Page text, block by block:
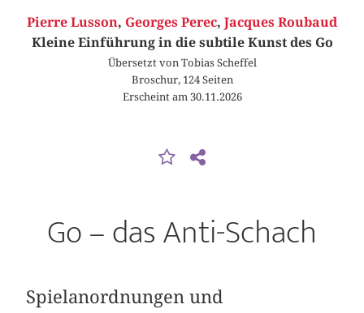
Pierre Lusson, Georges Perec, Jacques Roubaud
Kleine Einführung in die subtile Kunst des Go
Übersetzt von Tobias Scheffel
Broschur, 124 Seiten
Erscheint am 30.11.2026
Go – das Anti-Schach
Spielanordnungen und